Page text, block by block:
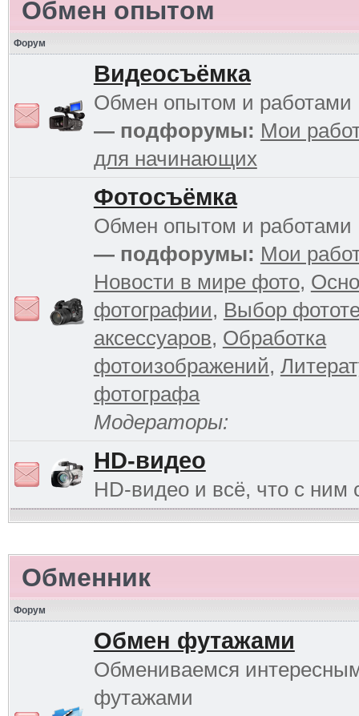
Обмен опытом
Форум
Видеосъёмка
Обмен опытом и работами
— подфорумы: Мои
для начинающих
Фотосъёмка
Обмен опытом и работами
— подфорумы: Мои
Новости в мире фото,
фотографии, Выбор
аксессуаров, Обработка
фотоизображений,
фотографа
Модераторы:
HD-видео
HD-видео и всё, что с ним
Обменник
Форум
Обмен футажами
Обмениваемся
футажами